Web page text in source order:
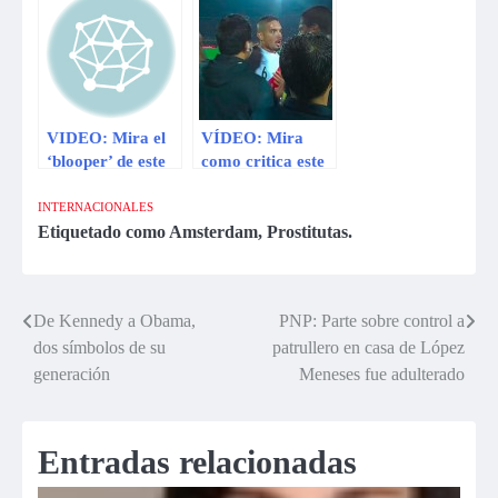
metros de
distancia del arco
selección peruana
VIDEO: Mira el
‘blooper’ de este
Champions
League
VÍDEO: Mira
como critica este
árbitro del Perú
INTERNACIONALES
Etiquetado como Amsterdam, Prostitutas.
Navegación
de
De Kennedy a Obama,
dos símbolos de su
generación
PNP: Parte sobre control a
patrullero en casa de López
Meneses fue adulterado
Entradas relacionadas